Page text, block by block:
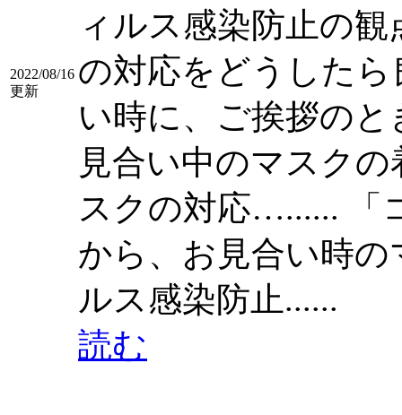
2022/08/16
更新
ィルス感染防止の
の対応をどうした
い時に、ご挨拶の
見合い中のマスク
スクの対応…......
から、お見合い時の
ルス感染防止......
読む